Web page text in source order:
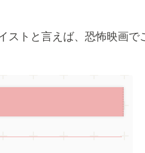
ストと言えば、恐怖映画で